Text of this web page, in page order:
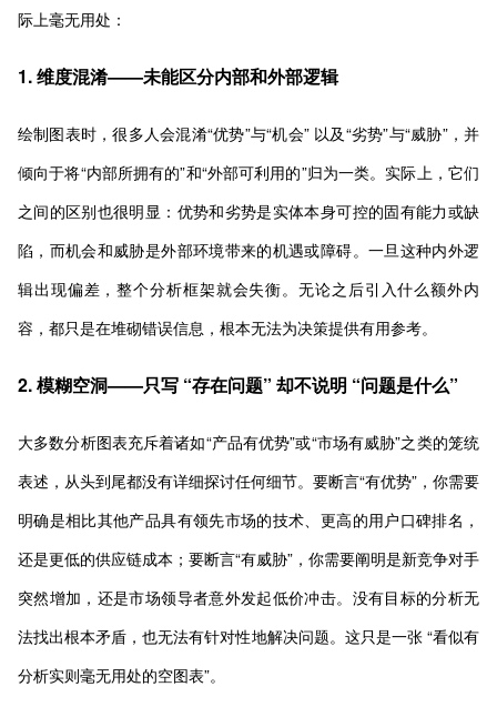
际上毫无用处：
1. 维度混淆——未能区分内部和外部逻辑
绘制图表时，很多人会混淆“优势”与“机会” 以及“劣势”与“威胁”，并
倾向于将“内部所拥有的”和“外部可利用的”归为一类。实际上，它们
之间的区别也很明显：优势和劣势是实体本身可控的固有能力或缺
陷，而机会和威胁是外部环境带来的机遇或障碍。一旦这种内外逻
辑出现偏差，整个分析框架就会失衡。无论之后引入什么额外内
容，都只是在堆砌错误信息，根本无法为决策提供有用参考。
2. 模糊空洞——只写 “存在问题” 却不说明 “问题是什么”
大多数分析图表充斥着诸如“产品有优势”或“市场有威胁”之类的笼统
表述，从头到尾都没有详细探讨任何细节。要断言“有优势”，你需要
明确是相比其他产品具有领先市场的技术、更高的用户口碑排名，
还是更低的供应链成本；要断言“有威胁”，你需要阐明是新竞争对手
突然增加，还是市场领导者意外发起低价冲击。没有目标的分析无
法找出根本矛盾，也无法有针对性地解决问题。这只是一张 “看似有
分析实则毫无用处的空图表”。